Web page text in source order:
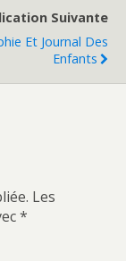
Suivante
Et Journal Des
Enfants
Les
*